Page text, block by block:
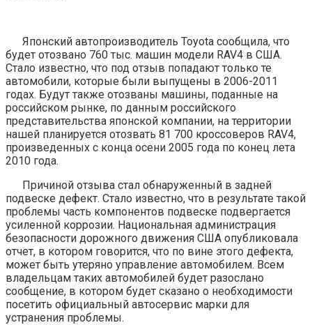
Японский автопроизводитель Toyota сообщила, что
будет отозвано 760 тыс. машин модели RAV4 в США.
Стало известно, что под отзыв попадают только те
автомобили, которые были выпущены в 2006-2011
годах. Будут также отозваны машины, поданные на
российском рынке, по данным российского
представительства японской компании, на территории
нашей планируется отозвать 81 700 кроссоверов RAV4,
произведенных с конца осени 2005 года по конец лета
2010 года.
Причиной отзыва стал обнаруженный в задней
подвеске дефект. Стало известно, что в результате такой
проблемы часть компонентов подвеске подвергается
усиленной коррозии. Национальная администрация
безопасности дорожного движения США опубликовала
отчет, в котором говорится, что по вине этого дефекта,
может быть утеряно управление автомобилем. Всем
владельцам таких автомобилей будет разослано
сообщение, в котором будет сказано о необходимости
посетить официальный автосервис марки для
устранения проблемы.